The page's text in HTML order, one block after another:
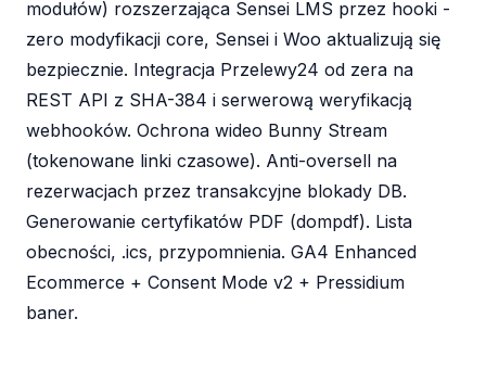
modułów) rozszerzająca Sensei LMS przez hooki -
zero modyfikacji core, Sensei i Woo aktualizują się
bezpiecznie. Integracja Przelewy24 od zera na
REST API z SHA-384 i serwerową weryfikacją
webhooków. Ochrona wideo Bunny Stream
(tokenowane linki czasowe). Anti-oversell na
rezerwacjach przez transakcyjne blokady DB.
Generowanie certyfikatów PDF (dompdf). Lista
obecności, .ics, przypomnienia. GA4 Enhanced
Ecommerce + Consent Mode v2 + Pressidium
baner.